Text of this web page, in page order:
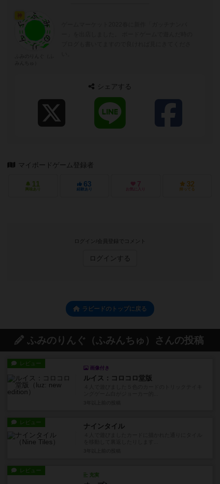
シェアする
マイボードゲーム登録者
11
興味あり
63
経験あり
7
お気に入り
32
持ってる
ログイン/会員登録でコメント
ログインする
ラピードのトップに戻る
ふみのりんぐ（ふみんちゅ）さんの投稿
レビュー
画像付き
ルイス：コロコロ堂版
レビュー ナインタイル
レビュー
充実